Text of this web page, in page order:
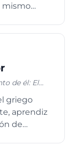
con
como
lo de los
mismo
de él: El
griego
aprendiz
de